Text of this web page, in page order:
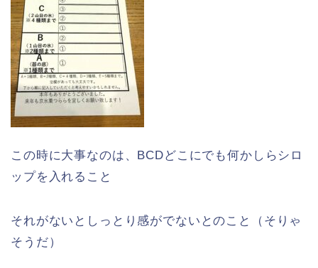
この時に大事なのは、BCDどこにでも何かしらシロ
ップを入れること
それがないとしっとり感がでないとのこと（そりゃ
そうだ）